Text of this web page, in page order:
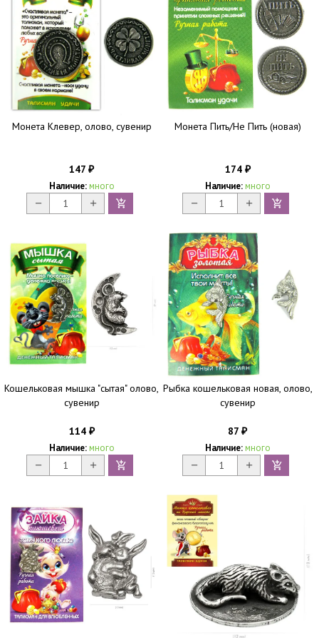
Монета Клевер, олово, сувенир
147 ₽
Наличие: много
Монета Пить/Не Пить (новая)
174 ₽
Наличие: много
Кошельковая мышка "сытая" олово,
сувенир
114 ₽
Наличие: много
Рыбка кошельковая новая, олово,
сувенир
87 ₽
Наличие: много